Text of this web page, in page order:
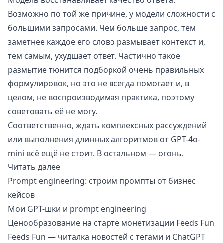
Возможно по той же причине, у модели сложности с
большими запросами. Чем больше запрос, тем
заметнее каждое его слово размывает контекст и,
тем самым, ухудшает ответ. Частично такое
размытие тюнится подборкой очень правильных
формулировок, но это не всегда помогает и, в
целом, не воспроизводимая практика, поэтому
советовать её не могу.
Соответственно, ждать комплексных рассуждений
или выполнения длинных алгоритмов от GPT-4o-
mini всё ещё не стоит. В остальном — огонь.
Читать далее
Prompt engineering: строим промпты от бизнес
кейсов
Мои GPT-шки и prompt engineering
Ценообразование на старте монетизации Feeds Fun
Feeds Fun — читалка новостей с тегами и ChatGPT